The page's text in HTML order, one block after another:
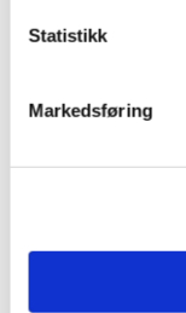
Statistikk
Markedsføring
Caritas